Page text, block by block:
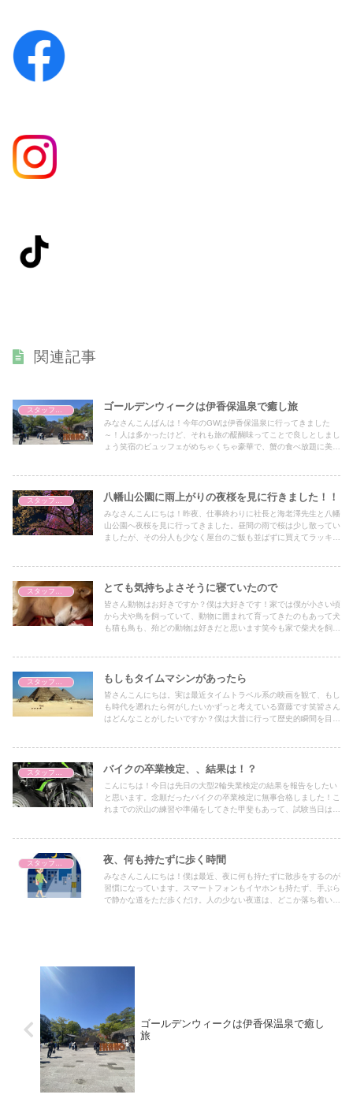
関連記事
スタッフブログ ゴールデンウィークは伊香保温泉で癒し旅
みなさんこんばんは！今年のGWは伊香保温泉に行ってきました
～！人は多かったけど、それも旅の醍醐味ってことで良しとしまし
ょう笑宿のビュッフェがめちゃくちゃ豪華で、蟹の食べ放題に美味
段街はすごい賑わいでしたが、それも含めて楽しかったです。やっ
スタッフブログ 八幡山公園に雨上がりの夜桜を見に行きました！！
みなさんこんにちは！昨夜、仕事終わりに社長と海老澤先生と八幡
山公園へ夜桜を見に行ってきました。昼間の雨で桜は少し散ってい
ましたが、その分人も少なく屋台のご飯も並ばずに買えてラッキー
良い時間に。来年もまた、同じように桜を眺めながら語り合えたら
とても気持ちよさそうに寝ていたので
皆さん動物はお好きですか？僕は大好きです！家では僕が小さい頃
から犬や鳥を飼っていて、動物に囲まれて育ってきたのもあって犬
も猫も鳥も、殆どの動物は好きだと思います笑今も家で柴犬を飼っ
笑そんなひよこですが、昨日僕が帰宅した時にとても気持ちよさそ
うに寝ていてその時の写真に写真を撮っていたので、今日はそれを
投稿してみることにします笑皆さんもこれを見て、疲れた時はひよ
このようにゆっくり休んでくださいね～＾＾
もしもタイムマシンがあったら
皆さんこんにちは。実は最近タイムトラベル系の映画を観て、もし
も時代を遡れたら何がしたいかずっと考えている齋藤です笑皆さん
はどんなことがしたいですか？僕は大昔に行って歴史的瞬間を目撃
か考えるだけでワクワクしてたまらないですよね！！クフ王の大ピ
フ王が何をした人なのかは分かりませんが規模がとてつもないこと
は分かります笑皆さんもタイムトラベルができたらしたいこと是非
教えてください！
バイクの卒業検定、、結果は！？
こんにちは！今日は先日の大型2輪失業検定の結果を報告をしたい
と思います。念願だったバイクの卒業検定に無事合格しました！こ
れまでの沢山の練習や準備をしてきた甲斐もあって、試験当日は全
出る機会が増えると思いますので、今後も安全運転を心掛けていき
たいと思います。もっと自信を持ってバイクを操れるよう、引き続
き練習を続けていきます！みなさんもこれからバイクの免許を取る
方は、焦らず、一歩一歩進んでいけばきっと大丈夫ですよ！頑張っ
てくださいね！
夜、何も持たずに歩く時間
みなさんこんにちは！僕は最近、夜に何も持たずに散歩をするのが
習慣になっています。スマートフォンもイヤホンも持たず、手ぶら
で静かな道をただ歩くだけ。人の少ない夜道は、どこか落ち着いて
ゴールデンウィークは伊香保温泉で癒し
旅